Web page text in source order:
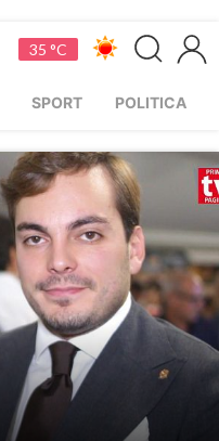
35 °C
SPORT POLITICA